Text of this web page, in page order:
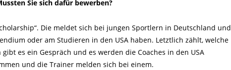
Sie sich dafür bewerben?
Die meldet sich bei jungen Sportlern in Deutschland und
oder am Studieren in den USA haben. Letztlich zählt, welche
es ein Gespräch und es werden die Coaches in den USA
und die Trainer melden sich bei einem.